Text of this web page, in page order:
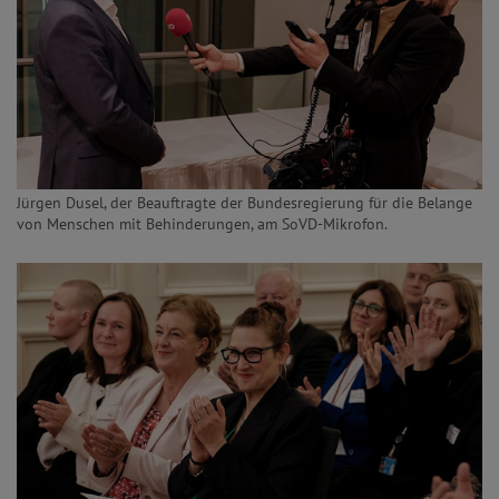
Jürgen Dusel, der Beauftragte der Bundesregierung für die Belange
von Menschen mit Behinderungen, am SoVD-Mikrofon.